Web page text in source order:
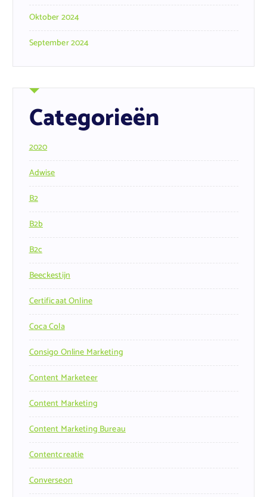
Oktober 2024
September 2024
Categorieën
2020
Adwise
B2
B2b
B2c
Beeckestijn
Certificaat Online
Coca Cola
Consigo Online Marketing
Content Marketeer
Content Marketing
Content Marketing Bureau
Contentcreatie
Converseon